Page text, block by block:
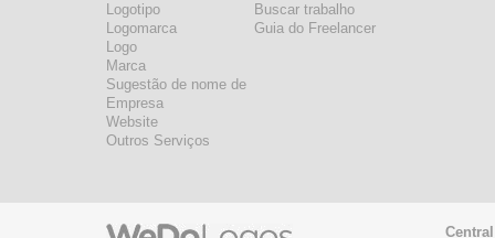
Logotipo
Logomarca
Logo
Marca
Sugestão de nome de
Empresa
Website
Outros Serviços
Buscar trabalho
Guia do Freelancer